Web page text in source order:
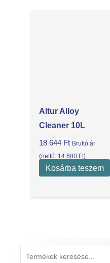
Altur Alloy
Cleaner 10L
18 644 Ft Bruttó ár
(nettó: 14 680 Ft)
Kosárba teszem